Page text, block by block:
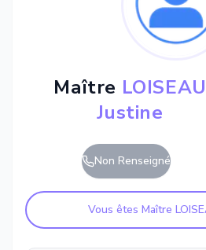
Maître LOISEAU
Justine
Non Renseigné
Vous êtes Maître